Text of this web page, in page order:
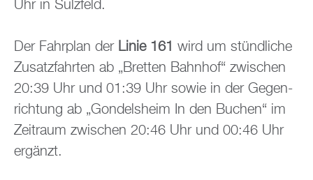
Uhr in Sulz­feld.
Der Fahr­plan der Linie 161 wird um stünd­li­che
Zu­satz­fahr­ten ab „Brett­en Bahn­hof“ zwi­schen
20:39 Uhr und 01:39 Uhr sowie in der Ge­gen­
rich­tung ab „Gon­dels­heim In den Bu­chen“ im
Zeit­raum zwi­schen 20:46 Uhr und 00:46 Uhr
er­gänzt.